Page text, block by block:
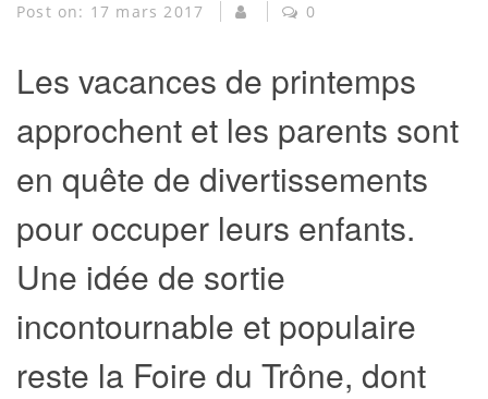
Post on: 17 mars 2017 0
Les vacances de printemps
approchent et les parents sont
en quête de divertissements
pour occuper leurs enfants.
Une idée de sortie
incontournable et populaire
reste la Foire du Trône, dont